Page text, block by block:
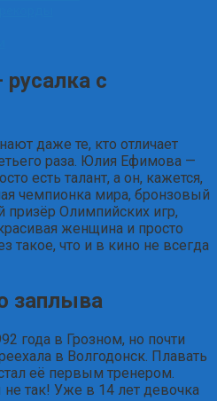
с
даже те, кто отличает
раза. Юлия Ефимова —
есть талант, а он, кажется,
чемпионка мира, бронзовый
Олимпийских игр,
женщина и просто
такое, что и в кино не всегда
заплыва
года в Грозном, но почти
в Волгодонск. Плавать
её первым тренером.
не так! Уже в 14 лет девочка